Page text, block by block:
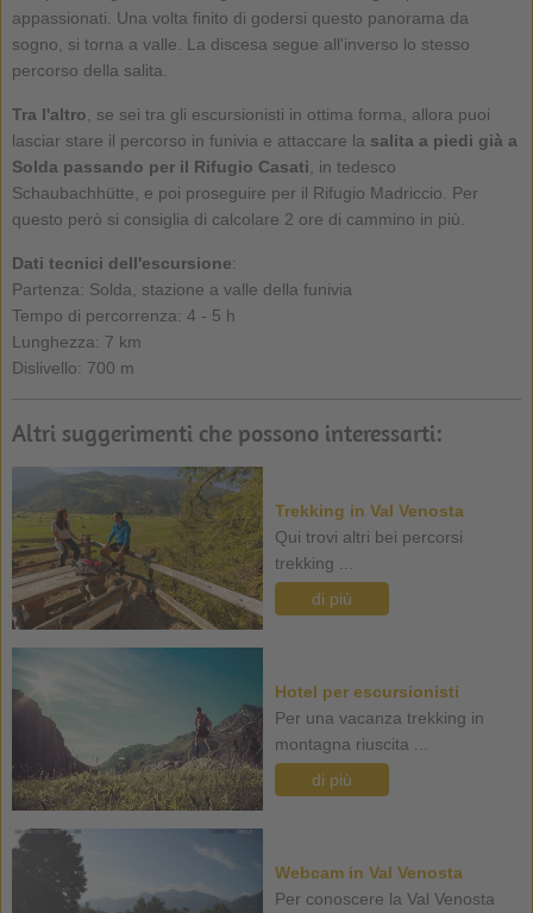
appassionati. Una volta finito di godersi questo panorama da
sogno, si torna a valle. La discesa segue all'inverso lo stesso
percorso della salita.
Tra l'altro , se sei tra gli escursionisti in ottima forma, allora puoi
lasciar stare il percorso in funivia e attaccare la salita a piedi già a
Solda passando per il Rifugio Casati , in tedesco
Schaubachhütte, e poi proseguire per il Rifugio Madriccio. Per
questo però si consiglia di calcolare 2 ore di cammino in più.
Dati tecnici dell'escursione:
Partenza: Solda, stazione a valle della funivia
Tempo di percorrenza: 4 - 5 h
Lunghezza: 7 km
Dislivello: 700 m
Altri suggerimenti che possono interessarti:
Trekking in Val Venosta
Qui trovi altri bei percorsi
trekking ...
di più
Hotel per escursionisti
Per una vacanza trekking in
montagna riuscita ...
di più
Webcam in Val Venosta
Per conoscere la Val Venosta